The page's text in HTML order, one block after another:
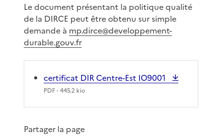
Le document présentant la politique qualité
de la DIRCE peut être obtenu sur simple
demande à mp.dirce@developpement-
durable.gouv.fr
certificat DIR Centre-Est IO9001
PDF- 445.2 kio
Partager la page